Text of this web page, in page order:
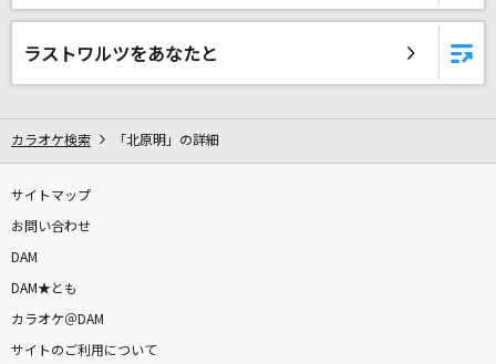
[生音]NEVER GONNA GIVE YOU UP
倉木麻衣
ラストワルツをあなたと
カラオケ検索 「北原明」の詳細
サイトマップ
お問い合わせ
DAM
DAM★とも
カラオケ＠DAM
サイトのご利用について